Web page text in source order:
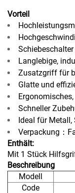
Vorteil
Langlebige,
Zusatzgriff für
Glatte und
Schneller
Ideal für Metall,
Verpackung：
Enthält:
Mit 1 Stück
Beschreibung
Modell
Code